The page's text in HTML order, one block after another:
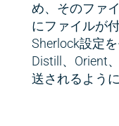
め、そのファ
にファイルが
Sherlock設定
Distill、Orient
送されるよう